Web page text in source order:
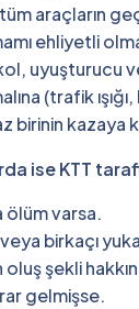
araçların
ehliyetli
uyuşturucu
(trafik
birinin kazaya
ise KTT
ölüm varsa.
birkaçı
oluş şekli
gelmişse.